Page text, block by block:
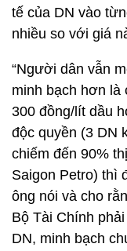
tế của DN vào
nhiều so với giá
“Người dân vẫn
minh bạch hơn là
300 đồng/lít dầu
độc quyền (3 DN
chiếm đến 90%
Saigon Petro) thì
ông nói và cho
Bộ Tài Chính
DN, minh bạch